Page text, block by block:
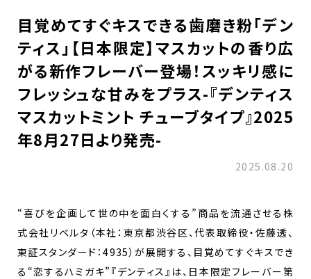
目覚めてすぐキスできる歯磨き粉「デン
ティス」【日本限定】マスカットの香り広
がる新作フレーバー登場！スッキリ感に
フレッシュな甘みをプラス-『デンティス
マスカットミント チューブタイプ』2025
年8月27日より発売-
2025.08.20
“喜びを企画して世の中を面白くする”商品を流通させる株
式会社リベルタ（本社：東京都渋谷区、代表取締役・佐藤透、
東証スタンダード：4935）が展開する、目覚めてすぐキスでき
る“恋するハミガキ”『デンティス』は、日本限定フレーバー第